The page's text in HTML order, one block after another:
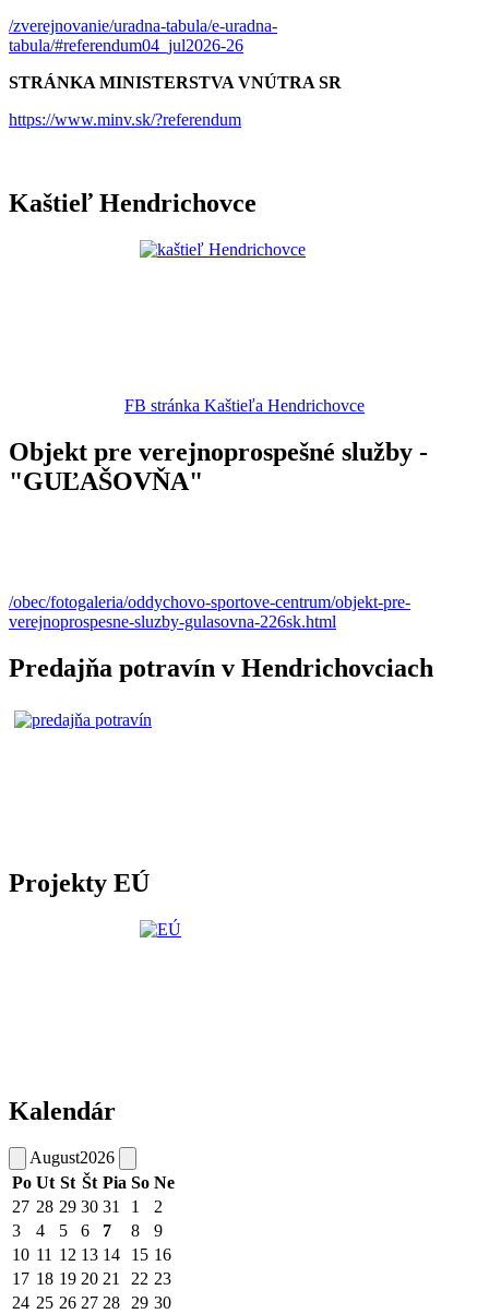
/zverejnovanie/uradna-tabula/e-uradna-
tabula/#referendum04_jul2026-26
STRÁNKA MINISTERSTVA VNÚTRA SR
https://www.minv.sk/?referendum
Kaštieľ Hendrichovce
FB stránka Kaštieľa Hendrichovce
Objekt pre verejnoprospešné služby -
"GUĽAŠOVŇA"
/obec/fotogaleria/oddychovo-sportove-centrum/objekt-pre-
verejnoprospesne-sluzby-gulasovna-226sk.html
Predajňa potravín v Hendrichovciach
Projekty EÚ
Kalendár
August2026
Po Ut St Št Pia So Ne
27 28 29 30 31 1
2
3
4 5 6 7 8
9
10 11 12 13 14 15 16
17 18 19 20 21 22 23
24 25 26 27 28 29 30